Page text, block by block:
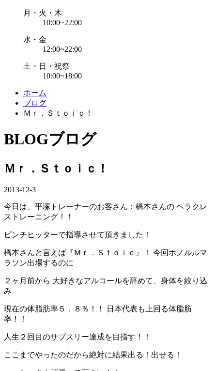
月・火・木
10:00~22:00
水・金
12:00~22:00
土・日・祝祭
10:00~18:00
ホーム
ブログ
Ｍｒ．Ｓｔｏｉｃ！
BLOGブログ
Ｍｒ．Ｓｔｏｉｃ！
2013-12-3
今日は、平塚トレーナーのお客さん：橋本さんの ヘラクレ
ストレーニング！！
ピンチヒッターで指導させて頂きました！
橋本さんと言えば『Ｍｒ．Ｓｔｏｉｃ』！ 今回ホノルルマ
ラソン出場するのに
２ヶ月前から 大好きなアルコールを辞めて、身体を絞り込
み
現在の体脂肪率５．８％！！ 日本代表も上回る体脂肪
率！！
人生２回目のサブスリー達成を目指す！！
ここまでやったのだから絶対に結果出る！出せる！